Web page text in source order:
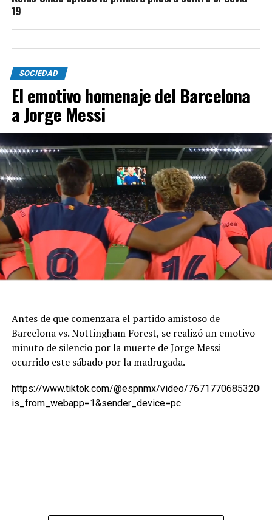
19
SOCIEDAD
El emotivo homenaje del Barcelona
a Jorge Messi
Antes de que comenzara el partido amistoso de
Barcelona vs. Nottingham Forest, se realizó un emotivo
minuto de silencio por la muerte de Jorge Messi
ocurrido este sábado por la madrugada.
https://www.tiktok.com/@espnmx/video/
is_from_webapp=1&sender_device=pc